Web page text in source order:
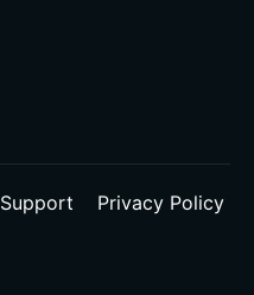
Support Privacy Policy